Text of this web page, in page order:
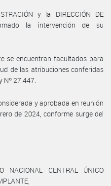
y la DIRECCIÓN DE
la intervención de su
se encuentran facultados para
de las atribuciones conferidas
27.447.
y aprobada en reunión
de 2024, conforme surge del
NACIONAL CENTRAL ÚNICO